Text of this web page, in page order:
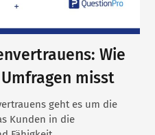
Wie
misst
geht es um die
Kunden in die